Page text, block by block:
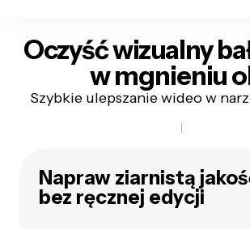
Oczyść wizualny
w mgnieniu
Szybkie ulepszanie wideo w
Napraw ziarnistą
bez ręcznej edycji